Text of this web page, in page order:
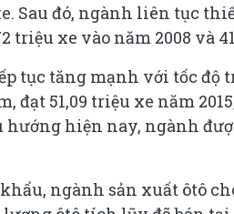
Sau đó, ngành liên tục
triệu xe vào năm 2008 và
tục tăng mạnh với tốc độ
đạt 51,09 triệu xe năm
hướng hiện nay, ngành
ngành sản xuất ôtô